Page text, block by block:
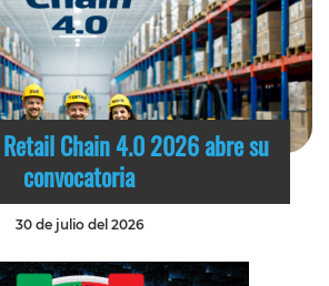
Chain 4.0 2026 abre su
convocatoria
30 de julio del 2026